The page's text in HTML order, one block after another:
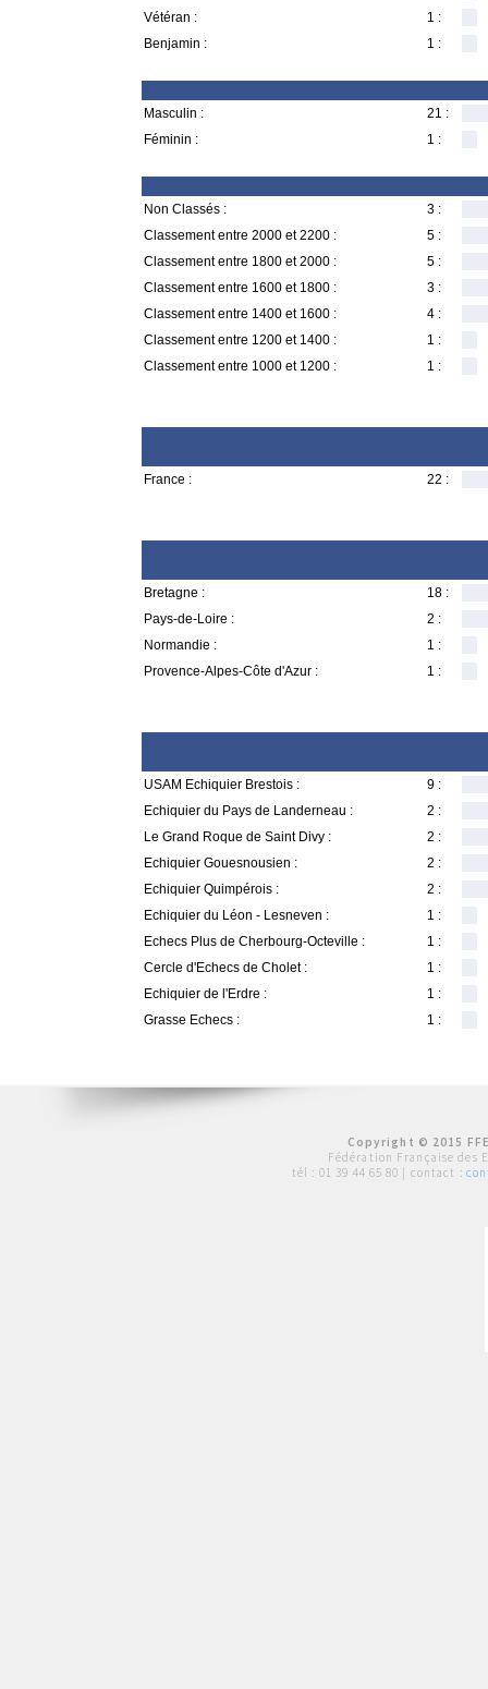
Vétéran :
1 :
Benjamin :
1 :
Masculin :
21 :
Féminin :
1 :
Non Classés :
3 :
Classement entre 2000 et 2200 :
5 :
Classement entre 1800 et 2000 :
5 :
Classement entre 1600 et 1800 :
3 :
Classement entre 1400 et 1600 :
4 :
Classement entre 1200 et 1400 :
1 :
Classement entre 1000 et 1200 :
1 :
France : 22 :
Bretagne :
18 :
Pays-de-Loire :
2 :
Normandie :
1 :
Provence-Alpes-Côte d'Azur :
1 :
USAM Echiquier Brestois :
9 :
Echiquier du Pays de Landerneau :
2 :
Le Grand Roque de Saint Divy :
2 :
Echiquier Gouesnousien :
2 :
Echiquier Quimpérois :
2 :
Echiquier du Léon - Lesneven :
1 :
Echecs Plus de Cherbourg-Octeville :
1 :
Cercle d'Echecs de Cholet :
1 :
Echiquier de l'Erdre :
1 :
Grasse Echecs :
1 :
Copyright © 2015
Fédération Française des
tél : 01 39 44 65 80 | contact :